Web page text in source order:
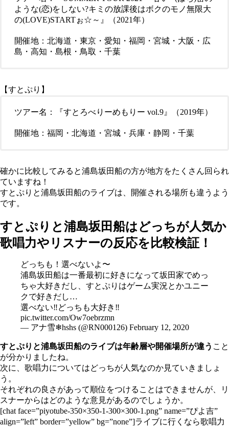
ような(恋)をしない?キミの放課後はボクのモノ無限大
の(LOVE)STARTぉ☆～』（2021年）
開催地：北海道・東京・愛知・福岡・宮城・大阪・広
島・高知・島根・鳥取・千葉
【すとぷり】
ツアー名：『すとろべりーめもりー vol.9』（2019年）
開催地：福岡・北海道・宮城・兵庫・静岡・千葉
確かに比較してみると浦島坂田船の方が地方をたくさん回られ
ていますね！
すとぷりと浦島坂田船のライブは、開催される場所も違うよう
です。
すとぷりと浦島坂田船はどっちが人気か
歌唱力やリスナーの反応を比較検証！
どっちも！選べないよ〜
浦島坂田船は一番最初に好きになって坂田家でめっ
ちゃ大好きだし、すとぷりはゲーム実況とかユニー
クで好きだし…
選べない‼️どっちも大好き‼️
pic.twitter.com/Ow7oebrzmn
— アナ雪❄hshs (@RN000126) February 12, 2020
すとぷりと浦島坂田船のライブは年齢層や開催場所が違う こと
が分かりましたね。
次に、歌唱力についてはどっちが人気なのか見ていきましょ
う。
それぞれの良さがあって順位をつけることはできませんが、リ
スナーからはどのような意見があるのでしょうか。
[chat face=”piyotube-350×350-1-300×300-1.png” name=”ぴよ吉”
align=”left” border=”yellow” bg=”none”]ライブに行くなら歌唱力